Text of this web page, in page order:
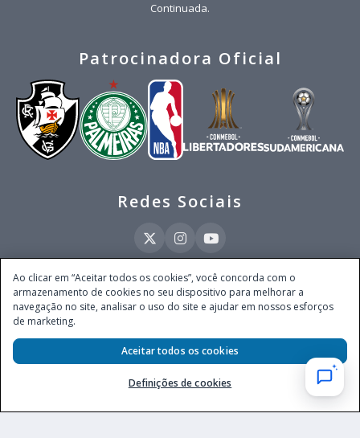
Continuada.
Patrocinadora Oficial
Redes Sociais
Este site é operado pela Ventmear Brasil LTDA (CNPJ 52.868.380/0001-84), com
endereço na Avenida Brigadeiro Faria Lima, nº 4.055, 3º andar, Itaim Bibi, no
Município de São Paulo, Estado de São Paulo, CEP 04538-133, Brasil - empresa
autorizada a operar apostas de quota fixa em todo território nacional pela
Secretaria de Prêmios e Apostas do Ministério da Fazenda, conforme Portaria nº
247, de 07.02.2025, publicada no DOU em 11.2.2025.
Ao clicar em “Aceitar todos os cookies”, você concorda com o
armazenamento de cookies no seu dispositivo para melhorar a
navegação no site, analisar o uso do site e ajudar em nossos esforços
de marketing.
Definições de cookies
Aceitar todos os cookies